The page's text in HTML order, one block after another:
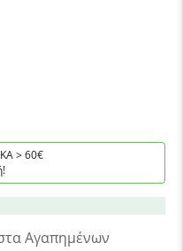
> 60€
Αγαπημένων